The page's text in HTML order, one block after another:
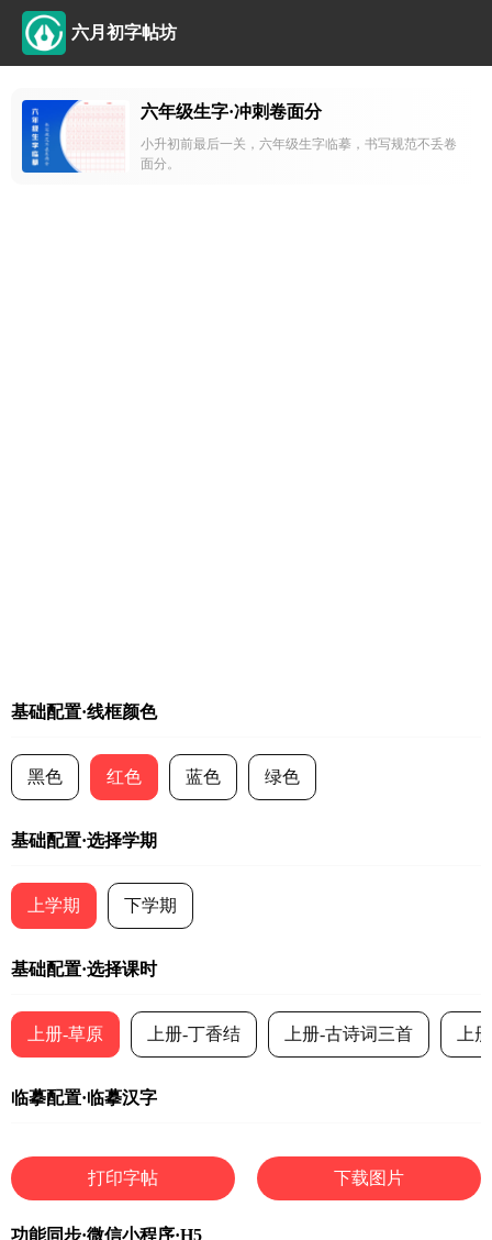
六月初字帖坊
六年级生字·冲刺卷面分
小升初前最后一关，六年级生字临摹，书写规范不丢卷
面分。
基础配置·线框颜色
黑色 红色 蓝色 绿色
基础配置·选择学期
上学期 下学期
基础配置·选择课时
上册-草原 上册-丁香结 上册-古诗词三首 上
临摹配置·临摹汉字
打印字帖 下载图片
功能同步·微信小程序·H5